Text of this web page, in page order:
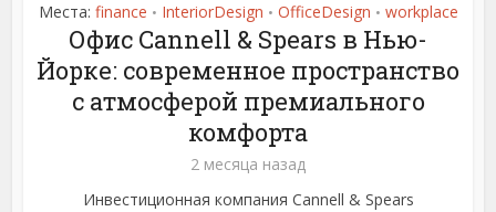
Места: finance • InteriorDesign • OfficeDesign • workplace
Офис Cannell & Spears в Нью-
Йорке: современное пространство
с атмосферой премиального
комфорта
2 месяца назад
Инвестиционная компания Cannell & Spears